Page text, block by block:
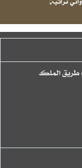
طريق الملك